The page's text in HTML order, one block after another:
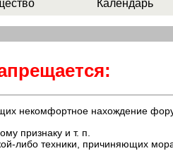
Календарь
некомфортное нахождение
признаку и т. п.
либо техники, причиняющих